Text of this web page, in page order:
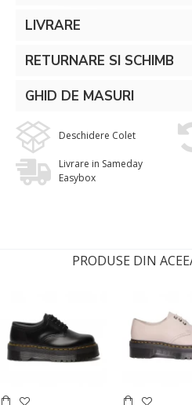
LIVRARE
RETURNARE SI SCHIMB
GHID DE MASURI
Deschidere Colet
Livrare in Sameday
Easybox
PRODUSE DIN